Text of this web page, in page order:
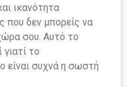
ικανότητα
που δεν μπορείς να
σου. Αυτό το
γιατί το
είναι συχνά η σωστή